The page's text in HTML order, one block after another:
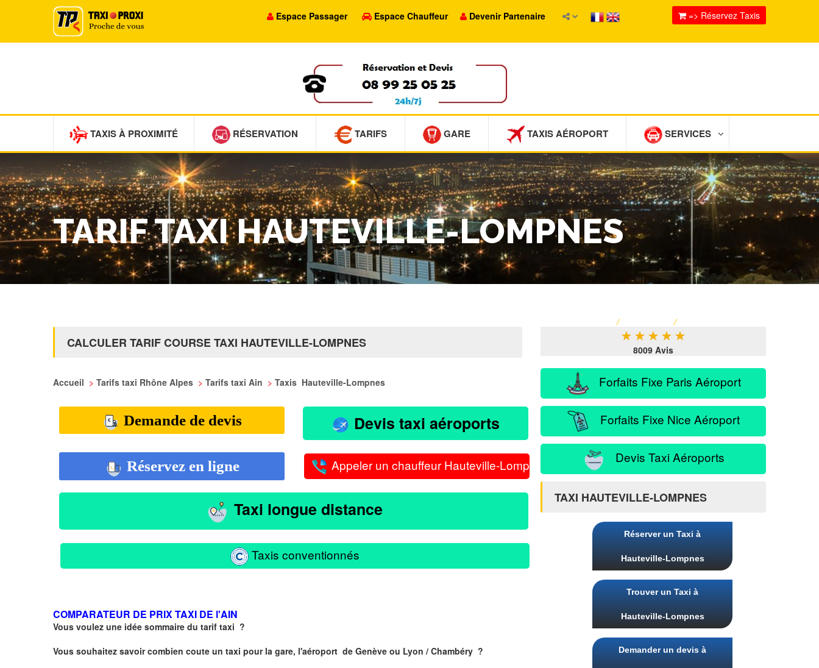
Espace Passager Espace Chauffeur Devenir Partenaire => Réservez Taxis
TAXIS À PROXIMITÉ RÉSERVATION TARIFS GARE TAXIS AÉROPORT SERVICES
TARIF TAXI HAUTEVILLE-LOMPNES
/ /
CALCULER TARIF COURSE TAXI HAUTEVILLE-LOMPNES
Accueil > Tarifs taxi Rhône Alpes > Tarifs taxi Ain > Taxis Hauteville-Lompnes
Demande de devis Devis taxi aéroports
Réservez en ligne Appeler un chauffeur Hauteville-Lompnes
Taxi longue distance
Taxis conventionnés
COMPARATEUR DE PRIX TAXI DE l'AIN
Vous voulez une idée sommaire du tarif taxi ?
Vous souhaitez savoir combien coute un taxi pour la gare, l'aéroport de Genève ou Lyon / Chambéry ?
★ ★ ★ ★ ★
8009 Avis
Forfaits Fixe Paris Aéroport
Forfaits Fixe Nice Aéroport
Devis Taxi Aéroports
TAXI HAUTEVILLE-LOMPNES
Réserver un Taxi à
Hauteville-Lompnes
Trouver un Taxi à
Hauteville-Lompnes
Demander un devis à